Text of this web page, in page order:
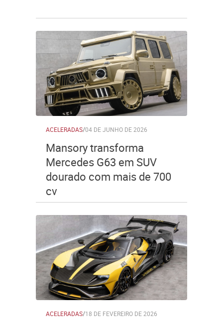
ACELERADAS/04 DE JUNHO DE 2026
Mansory transforma
Mercedes G63 em SUV
dourado com mais de 700
cv
ACELERADAS/18 DE FEVEREIRO DE 2026